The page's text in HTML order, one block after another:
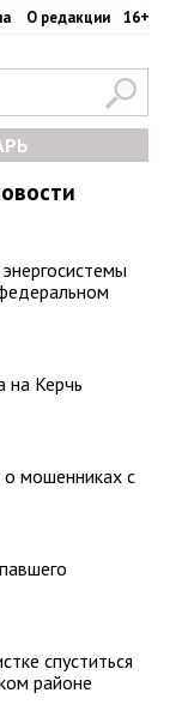
О редакции 16+
бухта: +26.2°C
Никитский сад:
на Керчь
мошенниках с
спуститься
районе